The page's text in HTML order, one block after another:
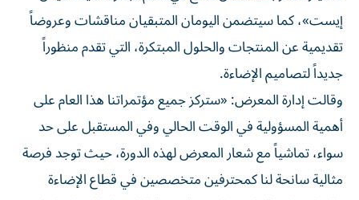
إيست»، كما سيتضمن اليومان المتبقيان مناقشات وعروضاً
تقديمية عن المنتجات والحلول المبتكرة، التي تقدم منظوراً
جديداً لتصاميم الإضاءة.
وقالت إدارة المعرض: «ستركز جميع مؤتمراتنا هذا العام على
أهمية المسؤولية في الوقت الحالي وفي المستقبل على حد
سواء، تماشياً مع شعار المعرض لهذه الدورة، حيث توجد فرصة
مثالية سانحة لنا كمحترفين متخصصين في قطاع الإضاءة